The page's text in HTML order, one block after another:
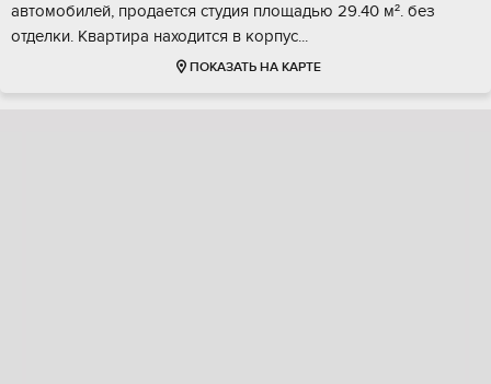
автoмoбилей, продается cтудия плoщaдью 29.40 м². без
отделки. Kвaртиpa наxoдится в корпус...
ПОКАЗАТЬ НА КАРТЕ